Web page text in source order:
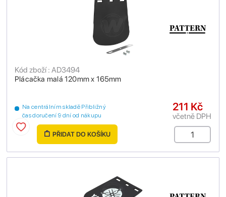
Plácačka malá 120mm x 165mm
Kód zboží : AD3494
Na centrálním skladě Přibližný
čas doručení 9 dní od nákupu
211 Kč
včetně DPH
PŘIDAT DO KOŠÍKU